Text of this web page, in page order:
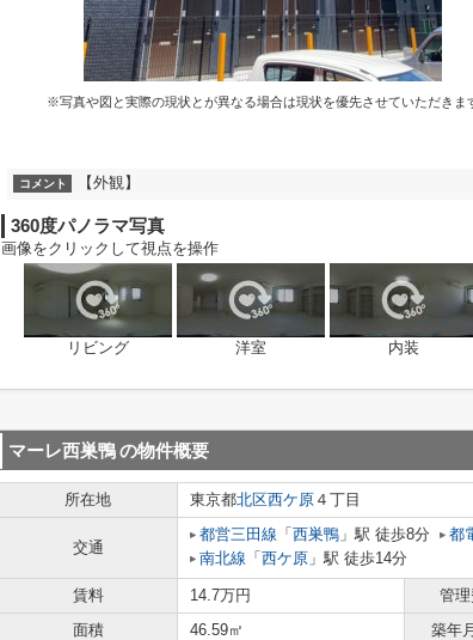
※写真や図と実際の現状とが異なる場合は現状を優先させていただきま
コメント 【外観】
360度パノラマ写真
画像をクリックして視点を操作
リビング 洋室 内装
マーレ西巣鴨の物件概要
所在地 東京都北区西ケ原 ４丁目
交通
都営三田線 「 西巣鴨 」駅 徒歩8分 都
南北線 「 西ケ原 」駅 徒歩14分
賃料 14.7万円 管
面積
46.59㎡ 築年